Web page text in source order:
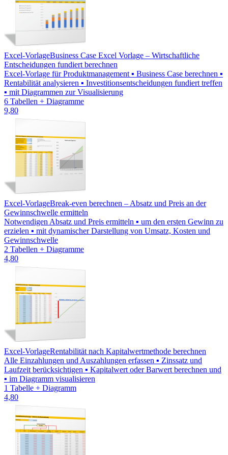
Excel-VorlageBusiness Case Excel Vorlage – Wirtschaftliche
Entscheidungen fundiert berechnen
Excel-Vorlage für Produktmanagement ▪ Business Case berechnen ▪
Rentabilität analysieren ▪ Investitionsentscheidungen fundiert treffen
▪ mit Diagrammen zur Visualisierung
6 Tabellen + Diagramme
9,80
Excel-VorlageBreak-even berechnen – Absatz und Preis an der
Gewinnschwelle ermitteln
Notwendigen Absatz und Preis ermitteln ▪ um den ersten Gewinn zu
erzielen ▪ mit dynamischer Darstellung von Umsatz, Kosten und
Gewinnschwelle
2 Tabellen + Diagramme
4,80
Excel-VorlageRentabilität nach Kapitalwertmethode berechnen
Alle Einzahlungen und Auszahlungen erfassen ▪ Zinssatz und
Laufzeit berücksichtigen ▪ Kapitalwert oder Barwert berechnen und
▪ im Diagramm visualisieren
1 Tabelle + Diagramm
4,80